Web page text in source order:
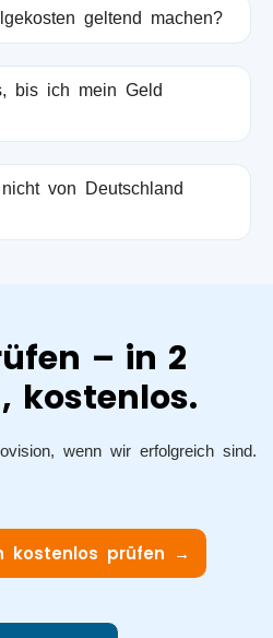
geltend machen?
bis ich mein Geld
von Deutschland
– in 2
kostenlos.
wenn wir erfolgreich sind.
kostenlos prüfen →